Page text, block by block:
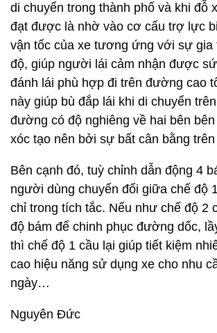
di chuyển trong thành phố và khi đỗ
đạt được là nhờ vào cơ cấu trợ lực
vận tốc của xe tương ứng với sự gia
độ, giúp người lái cảm nhận được
đánh lái phù hợp đi trên đường cao
này giúp bù đắp lái khi di chuyển
đường có độ nghiêng về hai bên
xóc tạo nên bởi sự bất cân bằng
Bên cạnh đó, tuỳ chỉnh dẫn động 4
người dùng chuyển đổi giữa chế độ
chỉ trong tích tắc. Nếu như chế độ 2
độ bám để chinh phục đường dốc,
thì chế độ 1 cầu lại giúp tiết kiệm
cao hiệu năng sử dụng xe cho nhu
ngày…
Nguyên Đức